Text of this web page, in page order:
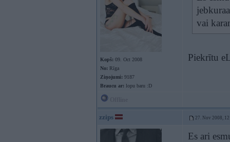
Kopš: 09. Oct 2008
No: Rīga
Ziņojumi: 9187
Braucu ar: lopu baru :D
vai
Piekrītu
zzips 27. Nov 2008,
Es ari